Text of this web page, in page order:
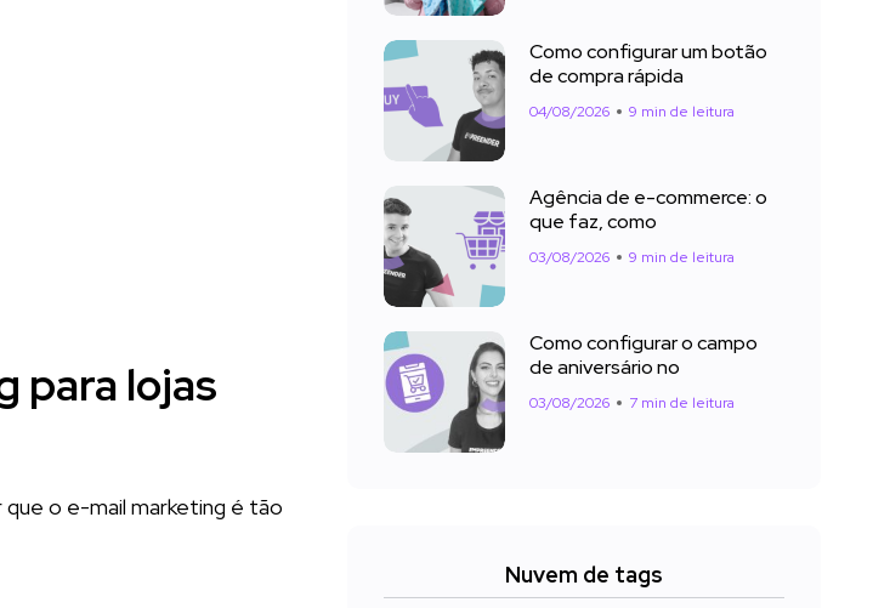
para lojas
o e-mail marketing é tão
Como configurar um botão
de compra rápida
04/08/2026 9 min de leitura
Agência de e-commerce: o
que faz, como
03/08/2026 9 min de leitura
Como configurar o campo
de aniversário no
03/08/2026 7 min de leitura
Nuvem de tags